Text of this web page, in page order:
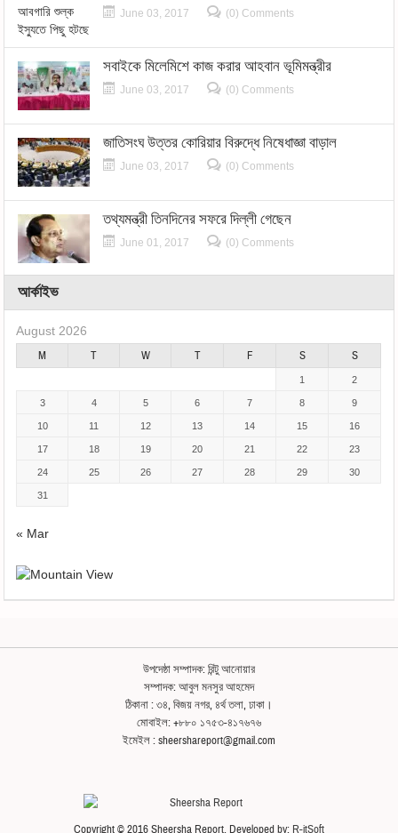
June 03, 2017 (0) Comments
সবাইকে মিলেমিশে কাজ করার আহবান ভূমিমন্ত্রীর
June 03, 2017 (0) Comments
জাতিসংঘ উত্তর কোরিয়ার বিরুদ্ধে নিষেধাজ্ঞা বাড়াল
June 03, 2017 (0) Comments
তথ্যমন্ত্রী তিনদিনের সফরে দিল্লী গেছেন
June 01, 2017 (0) Comments
আর্কাইভ
August 2026
M
T W T F S S
1 2
3 4 5 6 7 8 9
10 11 12 13 14 15 16
17 18 19 20 21 22 23
24 25 26 27 28 29 30
31
« Mar
উপদেষ্ঠা সম্পাদক: রিন্টু আনোয়ার
সম্পাদক: আবুল মনসুর আহমেদ
ঠিকানা : ৩৪, বিজয় নগর, ৪র্থ তলা, ঢাকা।
মোবাইল: +৮৮০ ১৭৫৩-৪১৭৬৭৬
ইমেইল : sheershareport@gmail.com
Copyright © 2016 Sheersha Report. Developed by: R-itSoft